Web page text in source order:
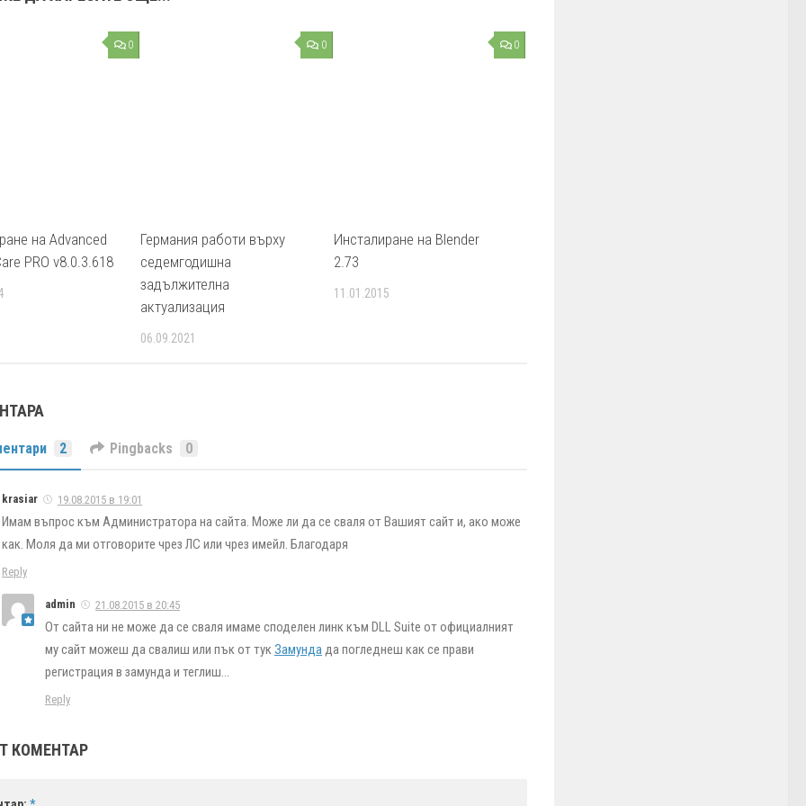
0
на Advanced
PRO v8.0.3.618
0
Германия работи върху
седемгодишна
задължителна
актуализация
06.09.2021
0
Инсталиране на Blender
2.73
11.01.2015
2 Pingbacks 0
krasiar 19.08.2015 в 19:01
Имам въпрос към Администратора на сайта. Може ли да се сваля от Вашият сайт и, ако може
как. Моля да ми отговорите чрез ЛС или чрез имейл. Благодаря
Reply
admin 21.08.2015 в 20:45
От сайта ни не може да се сваля имаме споделен линк към DLL Suite от официалният
му сайт можеш да свалиш или пък от тук Замунда да погледнеш как се прави
регистрация в замунда и теглиш…
Reply
КОМЕНТАР